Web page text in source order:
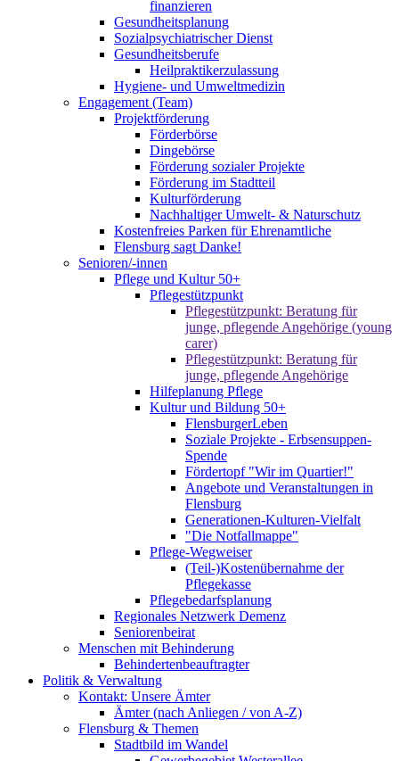
finanzieren
Gesundheitsplanung
Sozialpsychiatrischer Dienst
Gesundheitsberufe
Heilpraktikerzulassung
Hygiene- und Umweltmedizin
Engagement (Team)
Projektförderung
Förderbörse
Dingebörse
Förderung sozialer Projekte
Förderung im Stadtteil
Kulturförderung
Nachhaltiger Umwelt- & Naturschutz
Kostenfreies Parken für Ehrenamtliche
Flensburg sagt Danke!
Senioren/-innen
Pflege und Kultur 50+
Pflegestützpunkt
Pflegestützpunkt: Beratung für
junge, pflegende Angehörige (young
carer)
Pflegestützpunkt: Beratung für
junge, pflegende Angehörige
Hilfeplanung Pflege
Kultur und Bildung 50+
FlensburgerLeben
Soziale Projekte - Erbsensuppen-
Spende
Fördertopf "Wir im Quartier!"
Angebote und Veranstaltungen in
Flensburg
Generationen-Kulturen-Vielfalt
"Die Notfallmappe"
Pflege-Wegweiser
(Teil-)Kostenübernahme der
Pflegekasse
Pflegebedarfsplanung
Regionales Netzwerk Demenz
Seniorenbeirat
Menschen mit Behinderung
Behindertenbeauftragter
Politik & Verwaltung
Kontakt: Unsere Ämter
Ämter (nach Anliegen / von A-Z)
Flensburg & Themen
Stadtbild im Wandel